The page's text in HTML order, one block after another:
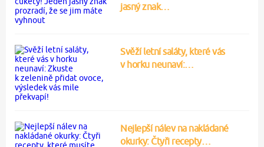
jasný znak…
Svěží letní saláty, které vás
v horku neunaví:…
Nejlepší nálev na nakládané
okurky: Čtyři recepty…